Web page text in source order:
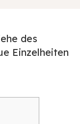
des
Einzelheiten